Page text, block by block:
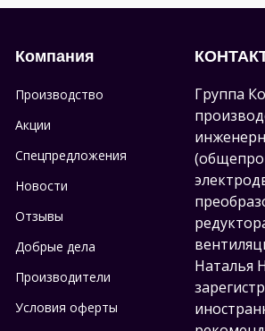
Компания
Производство
Акции
Спецпредложения
Новости
Отзывы
Добрые дела
Производители
Условия оферты
Группа
Наталья